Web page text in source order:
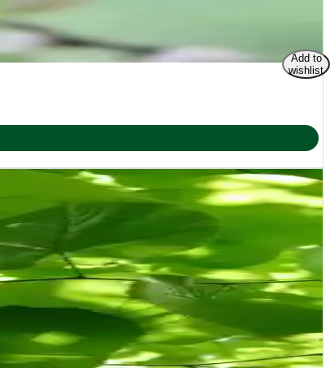
frugtproduktion.
Add to
wishlist